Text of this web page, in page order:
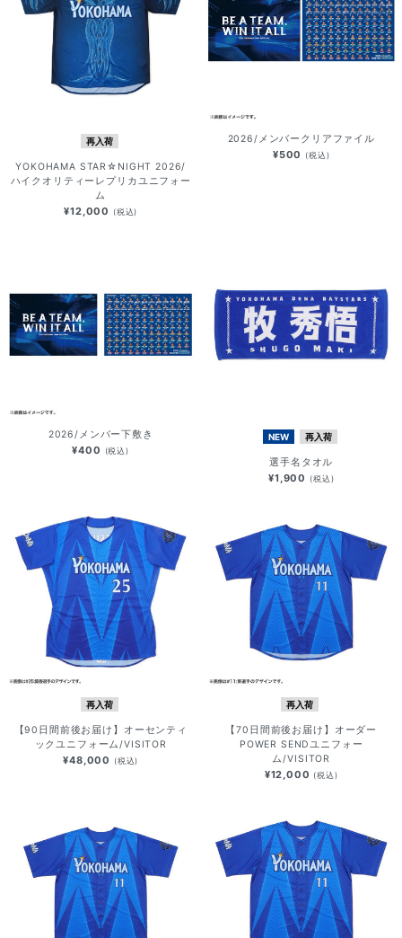
再入荷
YOKOHAMA STAR☆NIGHT 2026/
ハイクオリティーレプリカユニフォー
ム
¥12,000 (税込)
2026/メンバークリアファイル
¥500 (税込)
2026/メンバー下敷き
¥400 (税込)
NEW 再入荷
選手名タオル
¥1,900 (税込)
再入荷
【90日間前後お届け】オーセンティ
ックユニフォーム/VISITOR
¥48,000 (税込)
再入荷
【70日間前後お届け】オーダー
POWER SENDユニフォー
ム/VISITOR
¥12,000 (税込)